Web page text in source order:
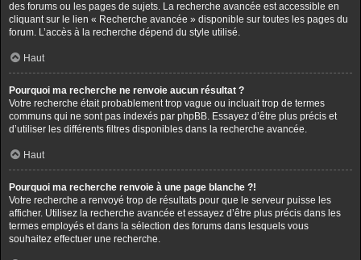
des forums ou les pages de sujets. La recherche avancée est accessible en
cliquant sur le lien « Recherche avancée » disponible sur toutes les pages du
forum. L’accès à la recherche dépend du style utilisé.
Haut
Pourquoi ma recherche ne renvoie aucun résultat ?
Votre recherche était probablement trop vague ou incluait trop de termes
communs qui ne sont pas indexés par phpBB. Essayez d’être plus précis et
d’utiliser les différents filtres disponibles dans la recherche avancée.
Haut
Pourquoi ma recherche renvoie à une page blanche ?!
Votre recherche a renvoyé trop de résultats pour que le serveur puisse les
afficher. Utilisez la recherche avancée et essayez d’être plus précis dans les
termes employés et dans la sélection des forums dans lesquels vous
souhaitez effectuer une recherche.